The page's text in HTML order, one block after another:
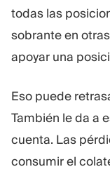
todas las
sobrante en
apoyar una
Eso puede
También le da a
cuenta. Las
consumir el